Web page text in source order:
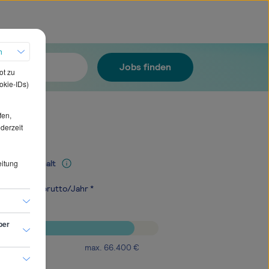
Jobs finden
Mediangehalt
brutto/Jahr *
max. 66.400 €
zu
IDs)